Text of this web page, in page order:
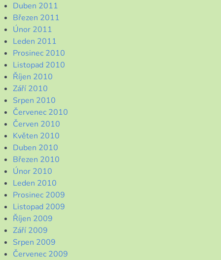
Duben 2011
Březen 2011
Únor 2011
Leden 2011
Prosinec 2010
Listopad 2010
Říjen 2010
Září 2010
Srpen 2010
Červenec 2010
Červen 2010
Květen 2010
Duben 2010
Březen 2010
Únor 2010
Leden 2010
Prosinec 2009
Listopad 2009
Říjen 2009
Září 2009
Srpen 2009
Červenec 2009